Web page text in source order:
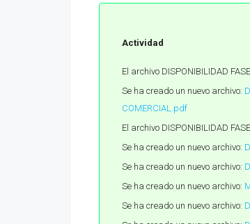
Actividad
El archivo DISPONIBILIDAD
Se ha creado un nuevo archivo:
COMERCIAL.pdf
El archivo DISPONIBILIDAD
Se ha creado un nuevo archivo:
Se ha creado un nuevo archivo:
Se ha creado un nuevo archivo:
Se ha creado un nuevo archivo: